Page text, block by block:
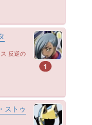
反逆の
1
ストゥ